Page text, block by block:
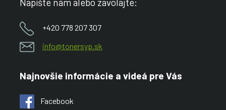
+420 778 207 307
info@tonersyp.sk
Najnovšie informácie a videá pre Vás
Facebook